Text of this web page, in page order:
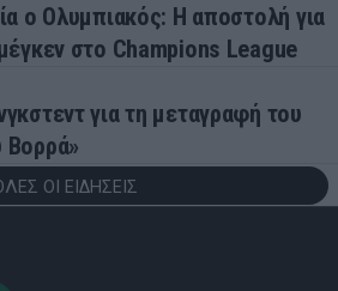
ο Ολυμπιακός: Η αποστολή για
στο Champions League
για τη μεταγραφή του
Βορρά»
ΟΙ ΕΙΔΗΣΕΙΣ